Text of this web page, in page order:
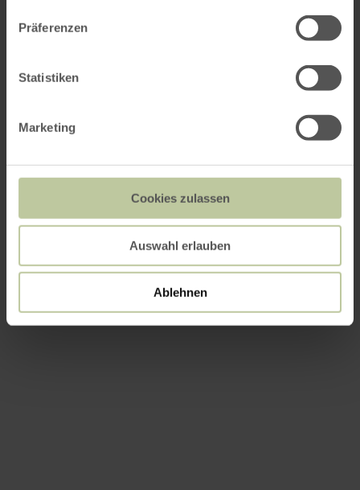
Präferenzen
Statistiken
Marketing
Cookies zulassen
Auswahl erlauben
Ablehnen